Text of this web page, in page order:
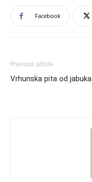
Facebook
Previous article
Vrhunska pita od jabuka